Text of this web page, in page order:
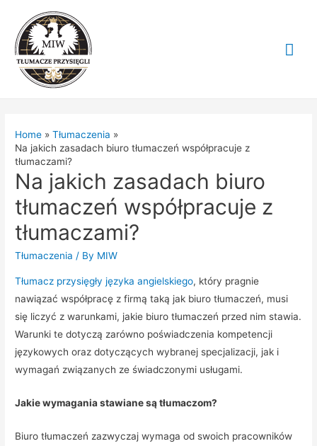
Home
Tłumaczenia
Na jakich zasadach biuro tłumaczeń współpracuje z
tłumaczami?
Na jakich zasadach biuro
tłumaczeń współpracuje z
tłumaczami?
Tłumaczenia / By MIW
Tłumacz przysięgły języka angielskiego, który pragnie
nawiązać współpracę z firmą taką jak biuro tłumaczeń, musi
się liczyć z warunkami, jakie biuro tłumaczeń przed nim stawia.
Warunki te dotyczą zarówno poświadczenia kompetencji
językowych oraz dotyczących wybranej specjalizacji, jak i
wymagań związanych ze świadczonymi usługami.
Jakie wymagania stawiane są tłumaczom?
Biuro tłumaczeń zazwyczaj wymaga od swoich pracowników